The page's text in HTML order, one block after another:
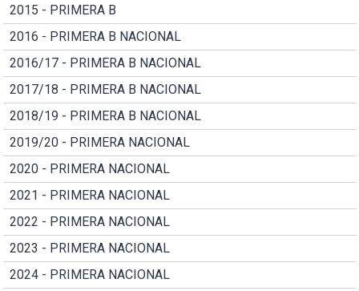
2015 - PRIMERA B
2016 - PRIMERA B NACIONAL
2016/17 - PRIMERA B NACIONAL
2017/18 - PRIMERA B NACIONAL
2018/19 - PRIMERA B NACIONAL
2019/20 - PRIMERA NACIONAL
2020 - PRIMERA NACIONAL
2021 - PRIMERA NACIONAL
2022 - PRIMERA NACIONAL
2023 - PRIMERA NACIONAL
2024 - PRIMERA NACIONAL